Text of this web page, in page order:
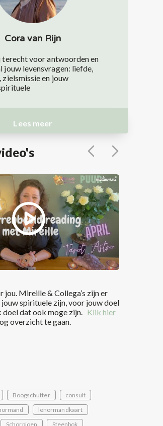
Cora van Rijn
terecht voor antwoorden en
jouw levensvragen: liefde,
en jouw
Lees meer
jou. Mireille & Collega’s zijn er
spirituele zijn, voor jouw doel
doel dat ook moge zijn. Klik hier
overzicht te gaan.
Boogschutter
consult
lenormandkaart
Schorpioen
Steenbok